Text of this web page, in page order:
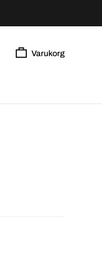
Varukorg